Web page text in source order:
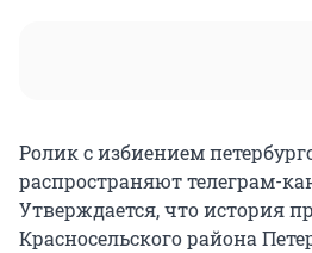
Ролик с избиением
распространяют телеграм-
Утверждается, что история
Красносельского района